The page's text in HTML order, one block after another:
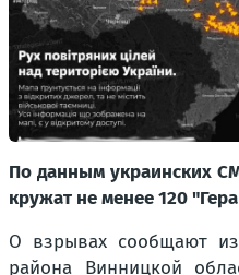
По данным украинских
кружат не менее 120
О взрывах сообщают
района Винницкой